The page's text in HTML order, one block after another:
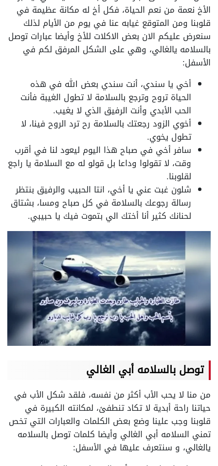
الأخ نعمة من نعم الحياة، فكل أخ له مكانة عظيمة في
قلوبنا ومن المتوقع غيابه عنا في يوم من الأيام لذلك
سنعرض عليكم الان بعض الاكلات للأخ وأيضا عبارات توصل
بالسلامه يالغالي، وهي على الشكل المرفق لكم في
الأسفل:
أخي يا سندي، أنت سندي بعض الله في هذه
الحياة تروح وترجع بالسلامة لا تطول الغيبة فأنت
الحب الأبدي وأنت الرفيق الذي لا يغيب.
أخوي الزود رجعتك بالسلامة رح ترد الروح فينا، لا
تطول يخوي.
سافر أخي في صباح هذا اليوم ليعود لنا في أقرب
وقت، لا تقولوا وداعا بل قولو له مع السلامة يا راجع
لقلوبنا.
شلون غبت عني يا أخي، انتا الحبيب والرفيق بنتظر
رسالة رجوعك بالسلامة في كل صباح ومسا، بشتاق
لحنانك كثير أنا أختك الي بتموت فيك يا حبيبي.
توصل بالسلامه أبي الغالي
من منا لا يحب الأب أكثر من نفسه، فلقد شكل الأب في
حياتنا راحة أبدية لا تكاد تنطفئ، لمكانته الكبيرة في
قلوبنا وجب علينا وضع بعض الكلمات والعبارات التي تخص
تمني السلامه أبي الغالي وأيضا كلمات توصل بالسلامه
يالغالي، و سنتعرف عليها في الأسفل: